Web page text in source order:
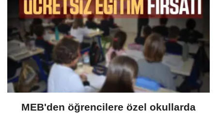
MEB'den öğrencilere özel okullarda